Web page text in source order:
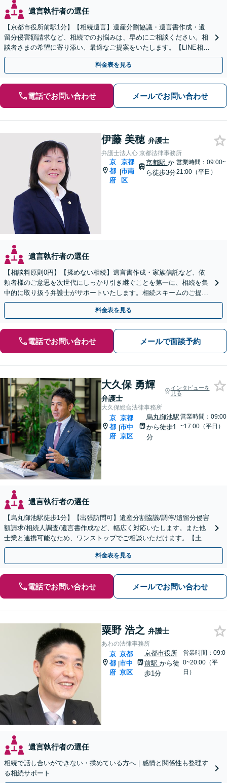
遺言執行者の選任
【京都市役所前駅1分】【相続遺言】遺産分割協議・遺言書作成・遺
留分侵害額請求など、相続でのお悩みは、早めにご相談ください。相
談者さまの希望に寄り添い、最適なご提案をいたします。【LINE相談
可能】【土日対応可能】【初回面談1時間無料】
料金表を見る
電話でお問い合わせ メールでお問い合わせ
伊藤 美穂 弁護士
弁護士法人心 京都法律事務所
京
都
府
|
京都
市南
区
京都駅 か
ら徒歩3分
営業時間：09:00~
21:00（平日）
遺言執行者の選任
【相談料原則0円】【揉めない相続】遺言書作成・家族信託など、依
頼者様のご意思を次世代にしっかり引き継ぐことを第一に、相続を集
中的に取り扱う弁護士がサポートいたします。相続スキームのご提案
から遺言執行まで責任を持って対応させていただきます。
料金表を見る
電話でお問い合わせ メールで面談予約
大久保 勇輝
弁護士
インタビューを
見る
大久保総合法律事務所
京
都
府
|
京都
市中
京区
烏丸御池駅
から徒歩1
分
営業時間：09:00
~17:00（平日）
遺言執行者の選任
【烏丸御池駅徒歩1分】【出張訪問可】遺産分割協議/調停/遺留分侵害
額請求/相続人調査/遺言書作成など、幅広く対応いたします。また他
士業と連携可能なため、ワンストップでご相談いただけます。【土日
夜間対応】
料金表を見る
電話でお問い合わせ メールでお問い合わせ
粟野 浩之 弁護士
あわの法律事務所
京
都
府
|
京都
市中
京区
京都市役所
前駅 から徒
歩1分
営業時間：09:0
0~20:00（平
日）
遺言執行者の選任
相続で話し合いができない・揉めている方へ｜感情と関係性も整理す
る相続サポート